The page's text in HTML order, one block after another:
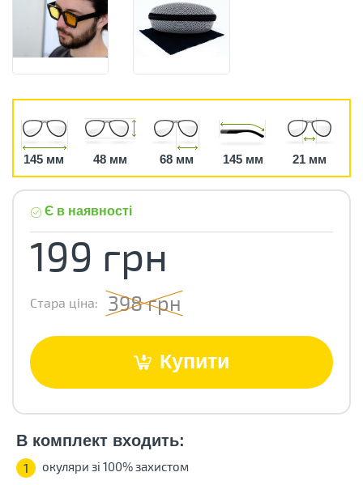
145 мм 48 мм 68 мм 145 мм 21 мм
Є в наявності
199 грн
Стара ціна: 398 грн
Купити
В комплект входить:
1 окуляри зі 100% захистом